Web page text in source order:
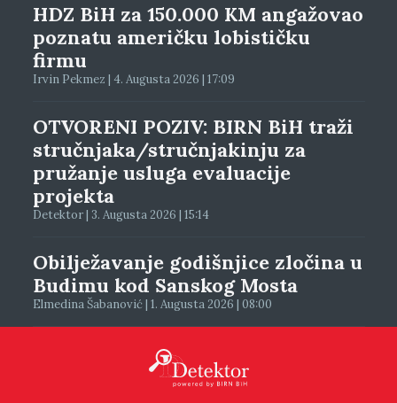
HDZ BiH za 150.000 KM angažovao
poznatu američku lobističku
firmu
Irvin Pekmez | 4. Augusta 2026 | 17:09
OTVORENI POZIV: BIRN BiH traži
stručnjaka/stručnjakinju za
pružanje usluga evaluacije
projekta
Detektor | 3. Augusta 2026 | 15:14
Obilježavanje godišnjice zločina u
Budimu kod Sanskog Mosta
Elmedina Šabanović | 1. Augusta 2026 | 08:00